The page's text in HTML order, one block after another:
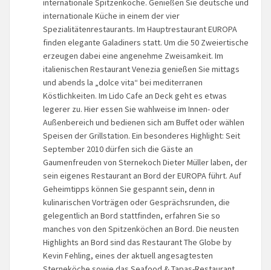
internationale Spitzenköche. Genießen Sie deutsche und
internationale Küche in einem der vier
Spezialitätenrestaurants. Im Hauptrestaurant EUROPA
finden elegante Galadiners statt. Um die 50 Zweiertische
erzeugen dabei eine angenehme Zweisamkeit. Im
italienischen Restaurant Venezia genießen Sie mittags
und abends la „dolce vita“ bei mediterranen
Köstlichkeiten. Im Lido Cafe an Deck geht es etwas
legerer zu. Hier essen Sie wahlweise im Innen- oder
Außenbereich und bedienen sich am Buffet oder wählen
Speisen der Grillstation. Ein besonderes Highlight: Seit
September 2010 dürfen sich die Gäste an
Gaumenfreuden von Sternekoch Dieter Müller laben, der
sein eigenes Restaurant an Bord der EUROPA führt. Auf
Geheimtipps können Sie gespannt sein, denn in
kulinarischen Vorträgen oder Gesprächsrunden, die
gelegentlich an Bord stattfinden, erfahren Sie so
manches von den Spitzenköchen an Bord. Die neusten
Highlights an Bord sind das Restaurant The Globe by
Kevin Fehling, eines der aktuell angesagtesten